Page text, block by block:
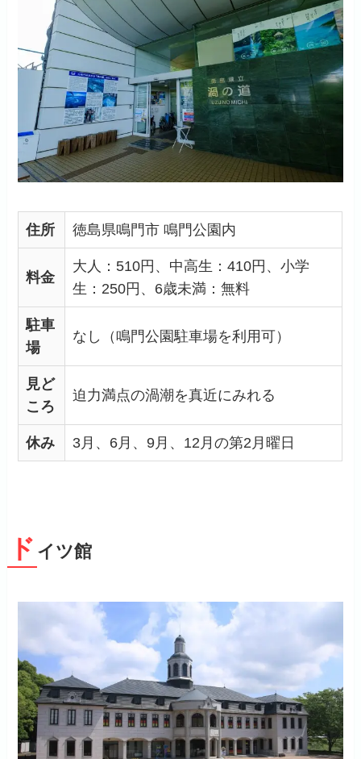
住所 徳島県鳴門市 鳴門公園内
料金
大人：510円、中高生：410円、小学
生：250円、6歳未満：無料
駐車
場
なし（鳴門公園駐車場を利用可）
見ど
ころ
迫力満点の渦潮を真近にみれる
休み 3月、6月、9月、12月の第2月曜日
ド イツ館